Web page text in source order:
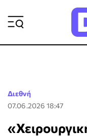
Διεθνή
07.06.2026 18:47